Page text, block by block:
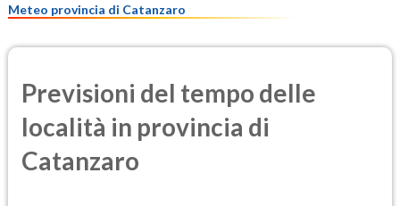
Meteo provincia di Catanzaro
Previsioni del tempo delle
località in provincia di
Catanzaro